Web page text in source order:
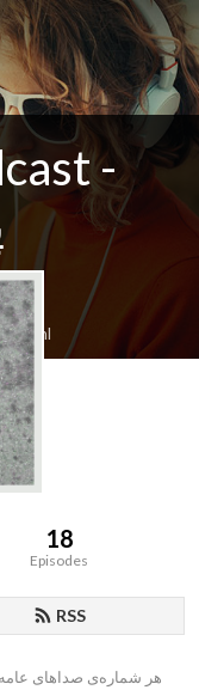
-
18
Episodes
RSS
هر شماره‌ی صداهای